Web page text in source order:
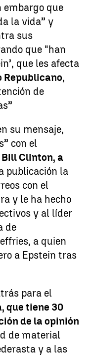
embargo que
la vida” y
sus
que "han
que les afecta
Republicano,
de
su mensaje,
con el
Bill Clinton, a
publicación la
con el
y le ha hecho
y al líder
de
a quien
a Epstein tras
para el
que tiene 30
de la opinión
de material
y a las